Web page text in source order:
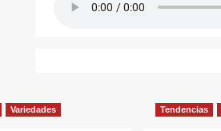
Variedades Tendencias